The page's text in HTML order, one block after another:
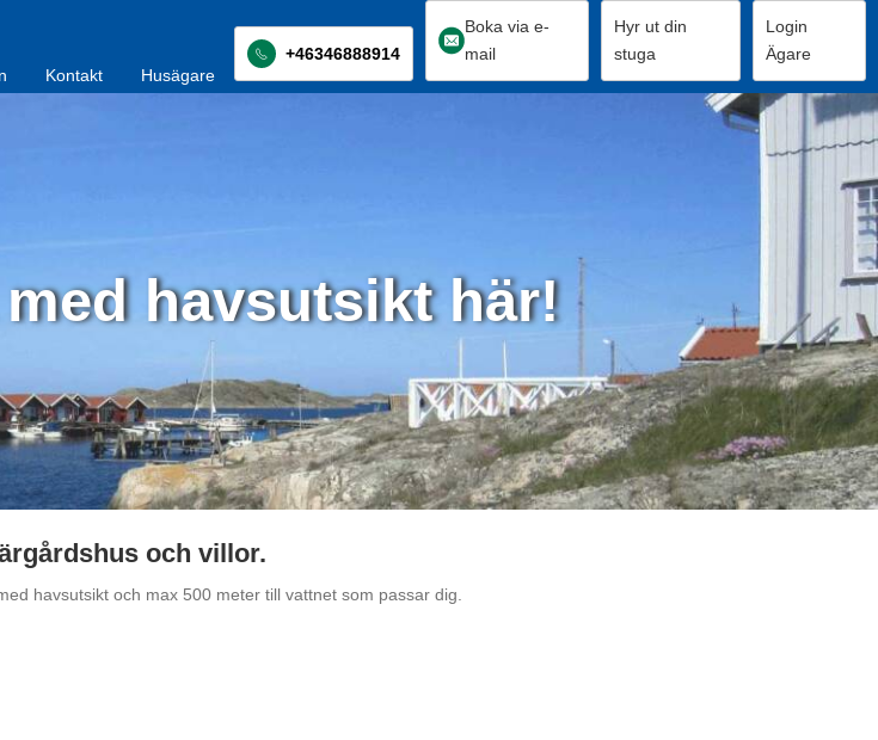
Kontakt Husägare
+46346888914
Boka via e-
mail
Hyr ut din
stuga
Login
Ägare
havsutsikt här!
och villor.
havsutsikt och max 500 meter till vattnet som passar dig.